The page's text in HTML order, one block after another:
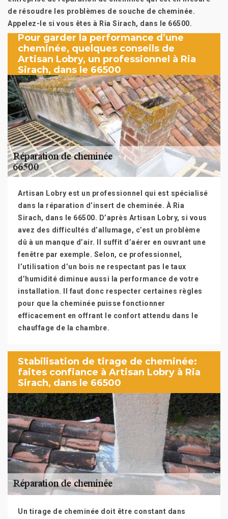
de résoudre les problèmes de souche de cheminée.
Appelez-le si vous êtes à Ria Sirach, dans le 66500.
Pour garder la performance d’une
cheminée, quelques conseils de
Artisan Lobry, un professionnel à Ria
Sirach, dans le 66500
Artisan Lobry est un professionnel qui est spécialisé
dans la réparation d’insert de cheminée. À Ria
Sirach, dans le 66500. D’après Artisan Lobry, si vous
avez des difficultés d’allumage, c’est un problème
dû à un manque d’air. Il suffit d’aérer en ouvrant une
fenêtre par exemple. Selon, ce professionnel,
l’utilisation d’un bois ne respectant pas le taux
d’humidité diminue aussi la performance de votre
installation. Il faut donc respecter certaines règles
pour que la cheminée puisse fonctionner
efficacement en offrant le confort attendu dans le
chauffage de la chambre.
Stabilisation de tirage de cheminée:
faites confiance à Artisan Lobry à Ria
Sirach, dans le 66500
Un tirage de cheminée doit être constant dans